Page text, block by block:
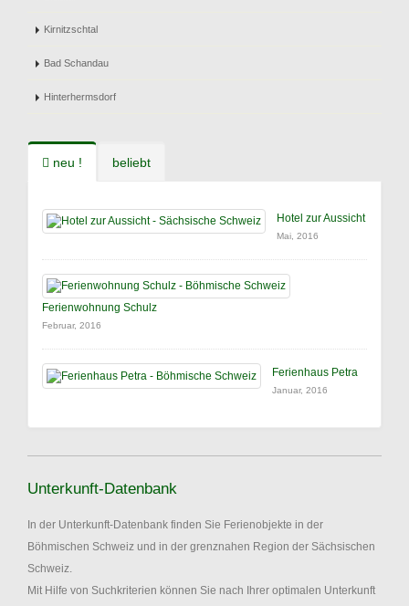
Kirnitzschtal
Bad Schandau
Hinterhermsdorf
neu ! beliebt
Hotel zur Aussicht
Mai, 2016
Ferienwohnung Schulz
Februar, 2016
Ferienhaus Petra
Januar, 2016
Unterkunft-Datenbank
In der Unterkunft-Datenbank finden Sie Ferienobjekte in der
Böhmischen Schweiz und in der grenznahen Region der Sächsischen
Schweiz.
Mit Hilfe von Suchkriterien können Sie nach Ihrer optimalen Unterkunft